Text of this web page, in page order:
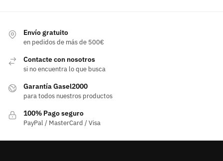
Envío gratuito
en pedidos de más de 500€
Contacte con nosotros
si no encuentra lo que busca
Garantía Gasel2000
para todos nuestros productos
100% Pago seguro
PayPal / MasterCard / Visa